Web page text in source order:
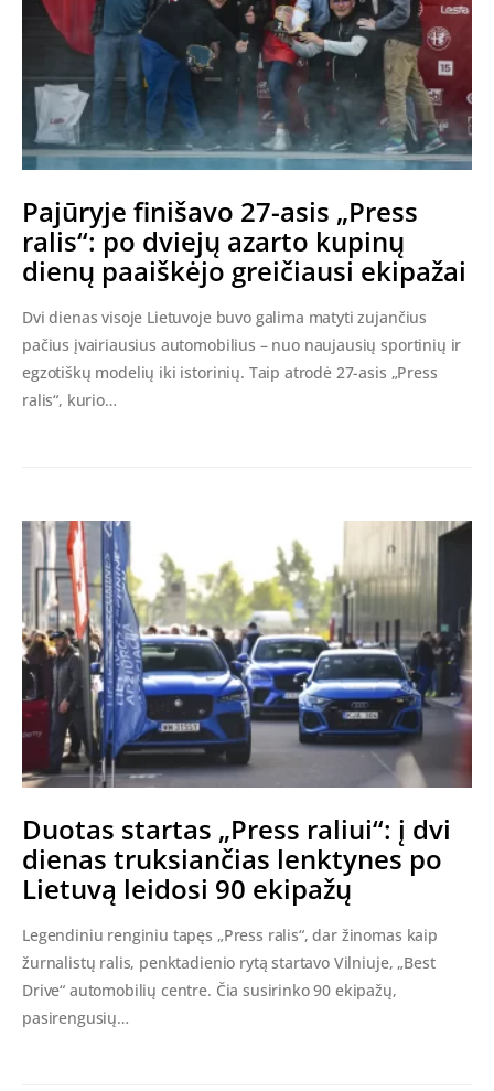
Pajūryje finišavo 27-asis „Press
ralis“: po dviejų azarto kupinų
dienų paaiškėjo greičiausi ekipažai
Dvi dienas visoje Lietuvoje buvo galima matyti zujančius
pačius įvairiausius automobilius – nuo naujausių sportinių ir
egzotiškų modelių iki istorinių. Taip atrodė 27-asis „Press
ralis“, kurio…
Duotas startas „Press raliui“: į dvi
dienas truksiančias lenktynes po
Lietuvą leidosi 90 ekipažų
Legendiniu renginiu tapęs „Press ralis“, dar žinomas kaip
žurnalistų ralis, penktadienio rytą startavo Vilniuje, „Best
Drive“ automobilių centre. Čia susirinko 90 ekipažų,
pasirengusių…